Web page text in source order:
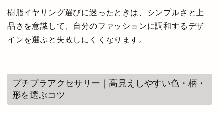
樹脂イヤリング選びに迷ったときは、シンプルさと上
品さを意識して、自分のファッションに調和するデザ
インを選ぶと失敗しにくくなります。
プチプラアクセサリー｜高見えしやすい色・柄・
形を選ぶコツ